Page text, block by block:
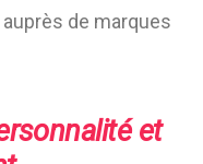
de marques
et